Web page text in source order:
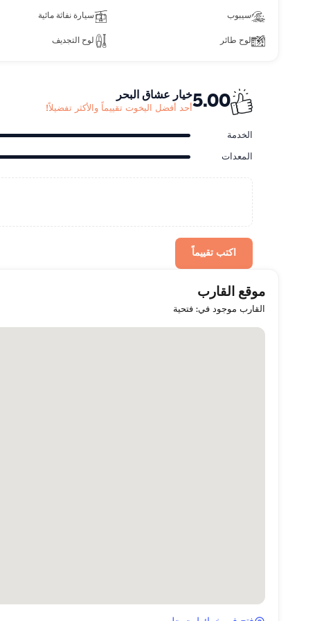
سيبوب سيارة نفاثة مائية
لوح طائر لوح التجديف
5.00خيار عشاق البحر
أحد أفضل اليخوت تقييماً والأكثر تفضيلاً!
الخدمة
المعدات
اكتب تقييماً
موقع القارب
القارب موجود في: فتحية